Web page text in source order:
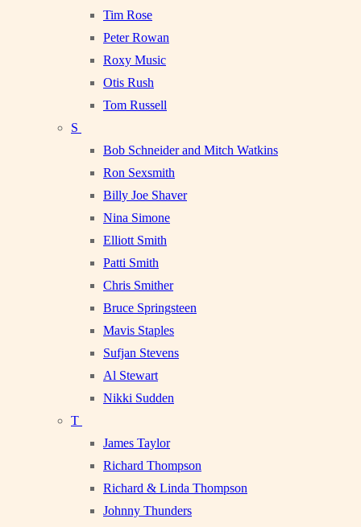
Tim Rose
Peter Rowan
Roxy Music
Otis Rush
Tom Russell
S
Bob Schneider and Mitch Watkins
Ron Sexsmith
Billy Joe Shaver
Nina Simone
Elliott Smith
Patti Smith
Chris Smither
Bruce Springsteen
Mavis Staples
Sufjan Stevens
Al Stewart
Nikki Sudden
T
James Taylor
Richard Thompson
Richard & Linda Thompson
Johnny Thunders